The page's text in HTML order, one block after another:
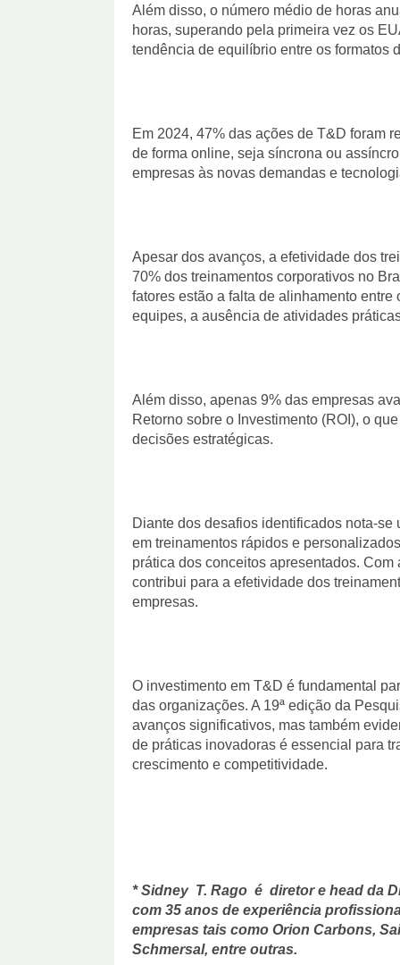
Além disso, o número médio de horas
horas, superando pela primeira vez os
tendência de equilíbrio entre os formatos
Em 2024, 47% das ações de T&D foram
de forma online, seja síncrona ou
empresas às novas demandas e
Apesar dos avanços, a efetividade dos
70% dos treinamentos corporativos no
fatores estão a falta de alinhamento
equipes, a ausência de atividades
Além disso, apenas 9% das empresas
Retorno sobre o Investimento (ROI), o
decisões estratégicas.
Diante dos desafios identificados nota-
em treinamentos rápidos e
prática dos conceitos apresentados.
contribui para a efetividade dos
empresas.
O investimento em T&D é fundamental
das organizações. A 19ª edição da
avanços significativos, mas também
de práticas inovadoras é essencial para
crescimento e competitividade.
* Sidney T. Rago é diretor e head da
com 35 anos de experiência
empresas tais como Orion Carbons,
Schmersal, entre outras.